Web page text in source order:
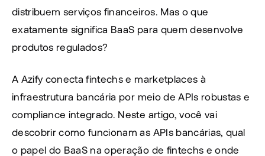
distribuem serviços financeiros. Mas o que
exatamente significa BaaS para quem desenvolve
produtos regulados?
A Azify conecta fintechs e marketplaces à
infraestrutura bancária por meio de APIs robustas e
compliance integrado. Neste artigo, você vai
descobrir como funcionam as APIs bancárias, qual
o papel do BaaS na operação de fintechs e onde